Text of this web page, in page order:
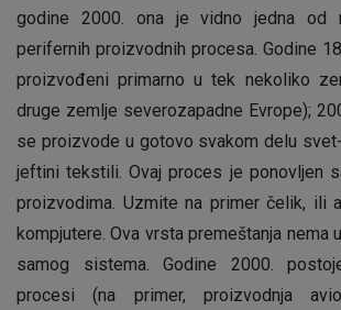
godine 2000. ona je vidno jedna od
perifernih proizvodnih procesa. Godine
proizvođeni primarno u tek nekoliko
druge zemlje severozapadne Evrope);
se proizvode u gotovo svakom delu
jeftini tekstili. Ovaj proces je ponovljen
proizvodima. Uzmite na primer čelik, ili
kompjutere. Ova vrsta premeštanja nema
samog sistema. Godine 2000.
procesi (na primer, proizvodnja